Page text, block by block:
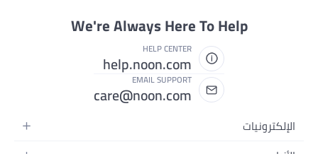
We're Always Here To Help
HELP CENTER
help.noon.com
EMAIL SUPPORT
care@noon.com
الإلكترونيات